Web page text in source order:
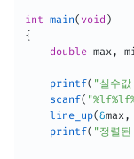
int main( void )
{
double max,
printf( "실수
scanf(
line_up(&max,
printf( "정렬